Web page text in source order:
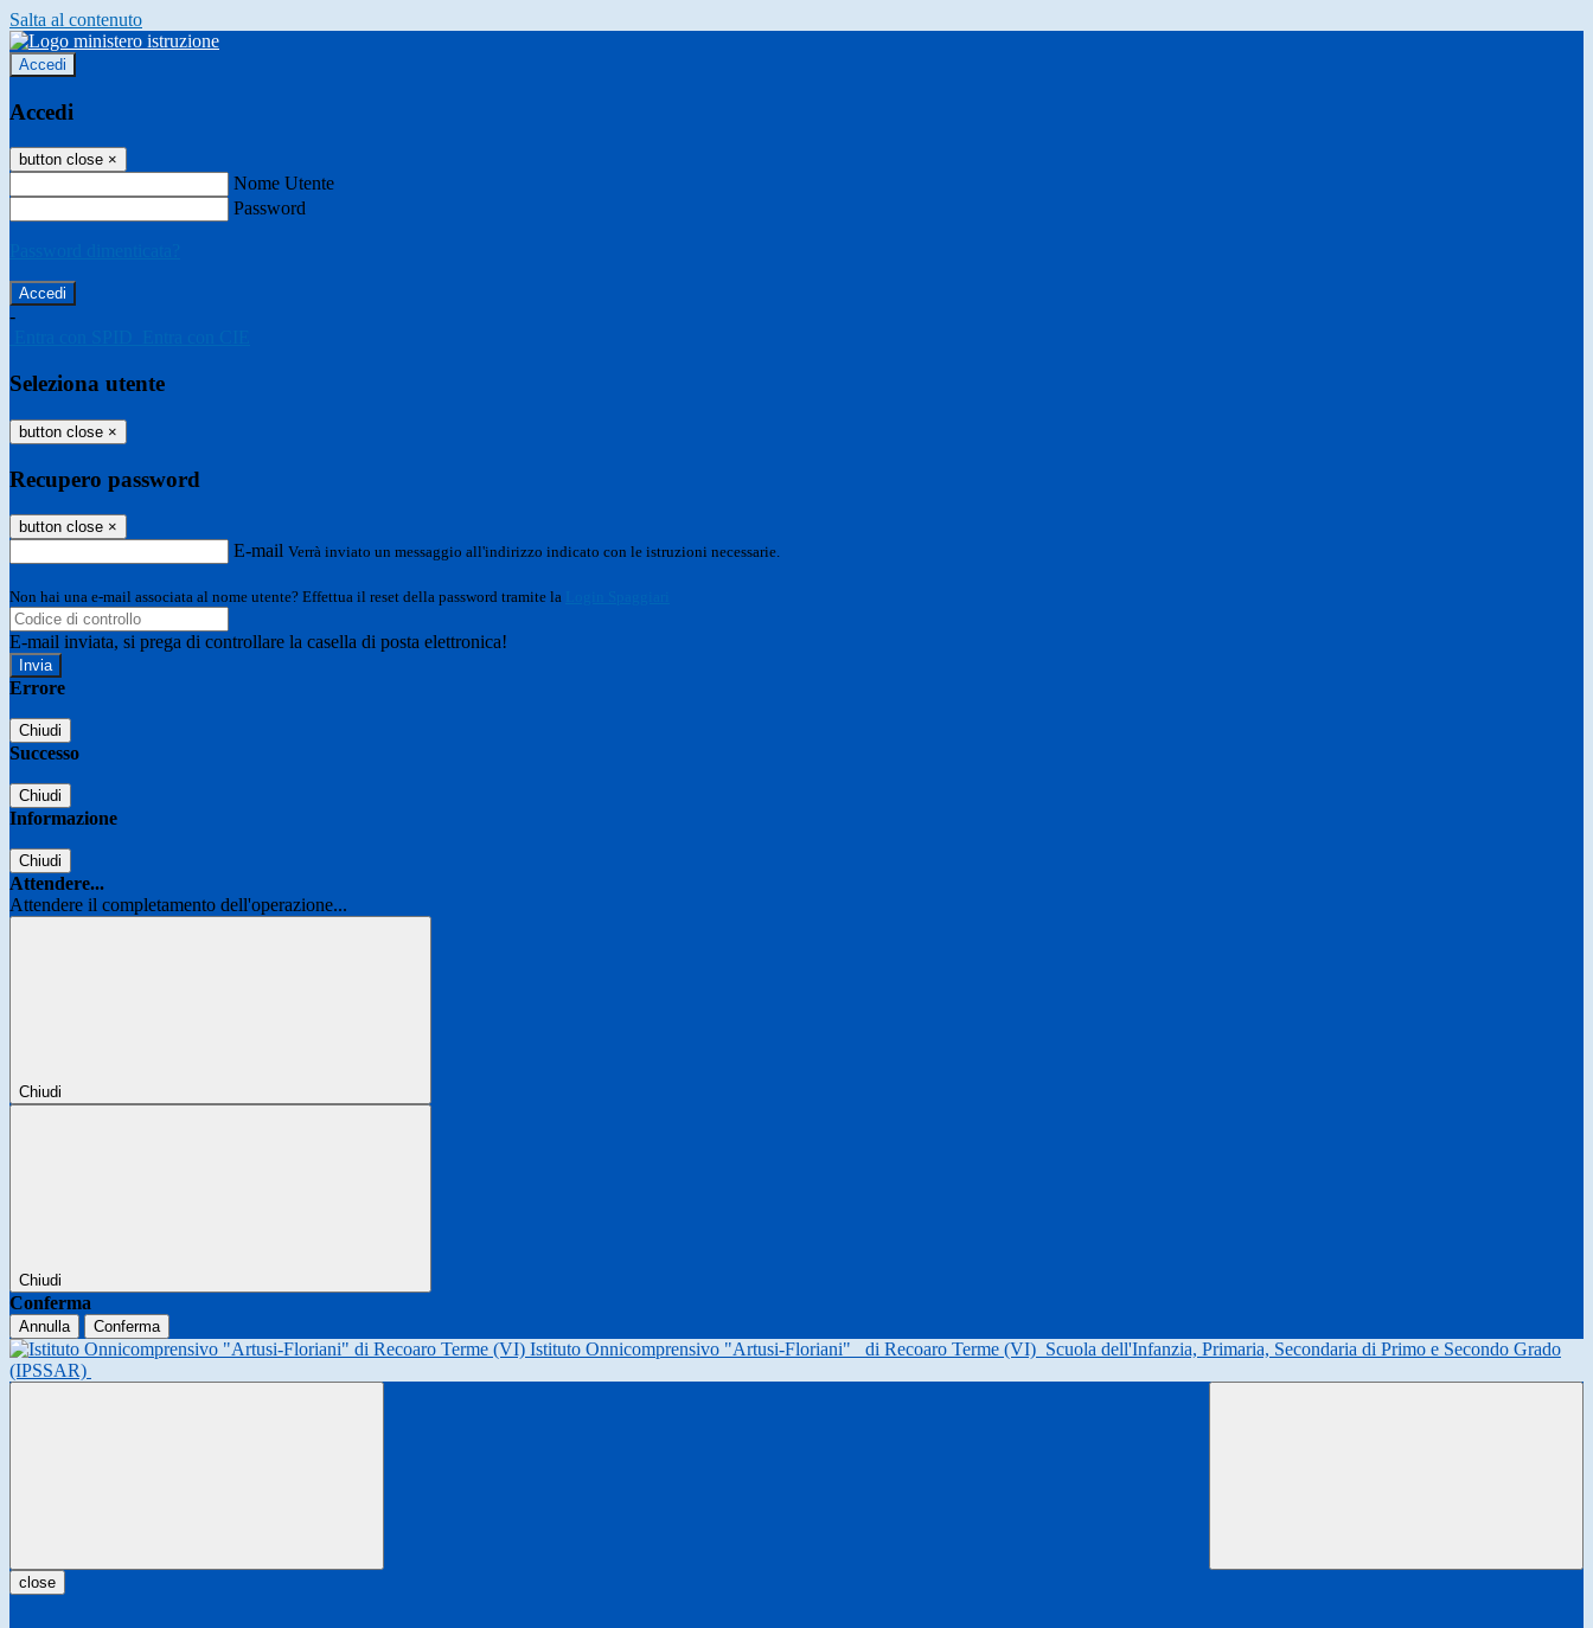
Salta al contenuto
Accedi
Accedi
button close ×
Nome Utente
Password
-
Seleziona utente
button close ×
Recupero password
button close ×
E-mail Verrà inviato un messaggio all'indirizzo indicato con le istruzioni necessarie.
Non hai una e-mail associata al nome utente? Effettua il reset della password tramite la
E-mail inviata, si prega di controllare la casella di posta elettronica!
Errore
Chiudi
Successo
Chiudi
Informazione
Chiudi
Attendere...
Attendere il completamento dell'operazione...
Chiudi
Chiudi
Conferma
Annulla Conferma
Istituto Onnicomprensivo "Artusi-Floriani" di Recoaro Terme (VI) Scuola dell'Infanzia, Primaria, Secondaria di Primo e Secondo Grado
(IPSSAR)
close